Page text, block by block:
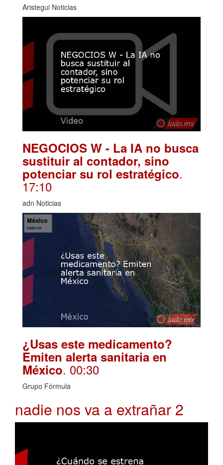
Aristegui Noticias
NEGOCIOS W - La IA no busca
sustituir al contador, sino
potenciar su rol estratégico.
17:10
adn Noticias
¿Usas este medicamento?
Emiten alerta sanitaria en
México. 00:30
Grupo Fórmula
nadie nos va a extrañar 2